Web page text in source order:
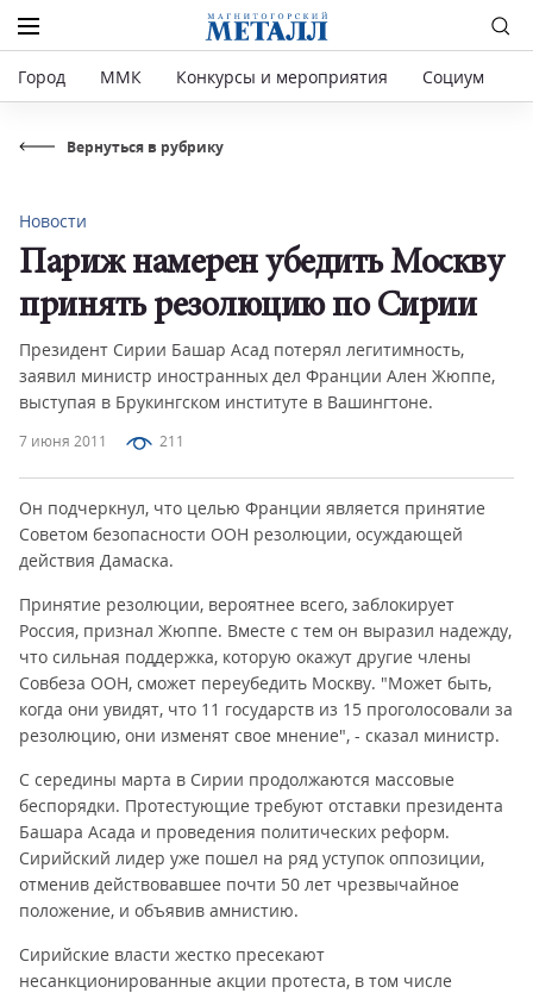
Город ММК Конкурсы и мероприятия Социум
Вернуться в рубрику
7 июня 2011 211
Новости
Париж намерен убедить Москву
принять резолюцию по Сирии
Президент Сирии Башар Асад потерял легитимность,
заявил министр иностранных дел Франции Ален Жюппе,
выступая в Брукингском институте в Вашингтоне.
Он подчеркнул, что целью Франции является принятие
Советом безопасности ООН резолюции, осуждающей
действия Дамаска.
Принятие резолюции, вероятнее всего, заблокирует
Россия, признал Жюппе. Вместе с тем он выразил надежду,
что сильная поддержка, которую окажут другие члены
Совбеза ООН, сможет переубедить Москву. "Может быть,
когда они увидят, что 11 государств из 15 проголосовали за
резолюцию, они изменят свое мнение", - сказал министр.
С середины марта в Сирии продолжаются массовые
беспорядки. Протестующие требуют отставки президента
Башара Асада и проведения политических реформ.
Сирийский лидер уже пошел на ряд уступок оппозиции,
отменив действовавшее почти 50 лет чрезвычайное
положение, и объявив амнистию.
Сирийские власти жестко пресекают
несанкционированные акции протеста, в том числе